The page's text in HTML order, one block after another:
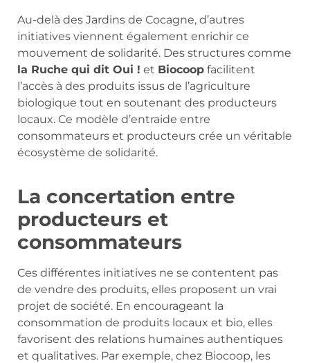
Au-delà des Jardins de Cocagne, d’autres
initiatives viennent également enrichir ce
mouvement de solidarité. Des structures comme
la Ruche qui dit Oui ! et Biocoop facilitent
l’accès à des produits issus de l’agriculture
biologique tout en soutenant des producteurs
locaux. Ce modèle d’entraide entre
consommateurs et producteurs crée un véritable
écosystème de solidarité.
La concertation entre
producteurs et
consommateurs
Ces différentes initiatives ne se contentent pas
de vendre des produits, elles proposent un vrai
projet de société. En encourageant la
consommation de produits locaux et bio, elles
favorisent des relations humaines authentiques
et qualitatives. Par exemple, chez Biocoop, les